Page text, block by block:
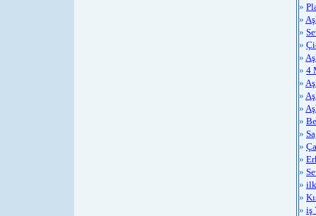
»
»
»
»
»
» 4
»
»
»
»
»
»
»
»
» ilk
»
» iş